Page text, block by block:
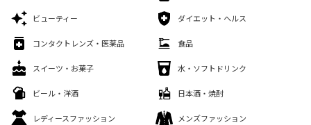
ビューティー ダイエット・ヘルス
コンタクトレンズ・医薬品 食品
スイーツ・お菓子 水・ソフトドリンク
ビール・洋酒 日本酒・焼酎
レディースファッション メンズファッション